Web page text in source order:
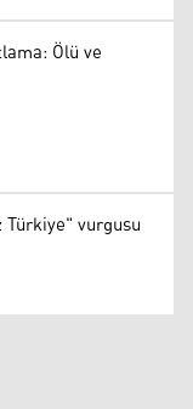
Ölü ve
vurgusu